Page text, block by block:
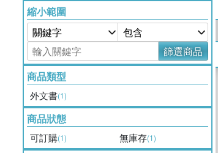
縮小範圍
篩選商品
商品類型
外文書(1)
商品狀態
可訂購(1) 無庫存(1)